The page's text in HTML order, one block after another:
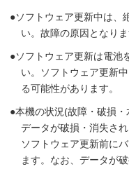
ソフトウェア更新中は、
い。故障の原因となりま
ソフトウェア更新は電池
い。ソフトウェア更新
る可能性があります。
本機の状況(故障・破損
データが破損・消失さ
ソフトウェア更新前に
ます。なお、データが